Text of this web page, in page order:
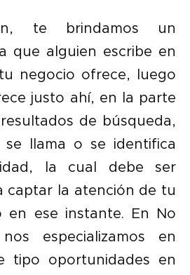
te brindamos un
que alguien escribe en
negocio ofrece, luego
justo ahí, en la parte
de búsqueda,
llama o se identifica
la cual debe ser
captar la atención de tu
en ese instante. En No
especializamos en
tipo oportunidades en